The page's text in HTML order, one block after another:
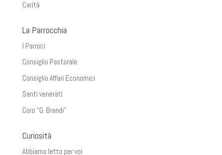
Carità
La Parrocchia
I Parroci
Consiglio Pastorale
Consiglio Affari Economici
Santi venerati
Coro “G. Brandi”
Curiosità
Abbiamo letto per voi